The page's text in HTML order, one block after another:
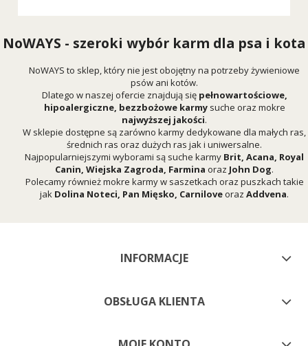
NoWAYS - szeroki wybór karm dla psa i kota
NoWAYS to sklep, który nie jest obojętny na potrzeby żywieniowe
psów ani kotów.
Dlatego w naszej ofercie znajdują się pełnowartościowe,
hipoalergiczne, bezzbożowe karmy suche oraz mokre
najwyższej jakości.
W sklepie dostępne są zarówno karmy dedykowane dla małych ras,
średnich ras oraz dużych ras jak i uniwersalne.
Najpopularniejszymi wyborami są suche karmy Brit Acana Royal
Canin Wiejska Zagroda Farmina oraz John Dog.
Polecamy również mokre karmy w saszetkach oraz puszkach takie
jak Dolina Noteci Pan Mięsko Carniloveoraz Addvena.
INFORMACJE
OBSŁUGA KLIENTA